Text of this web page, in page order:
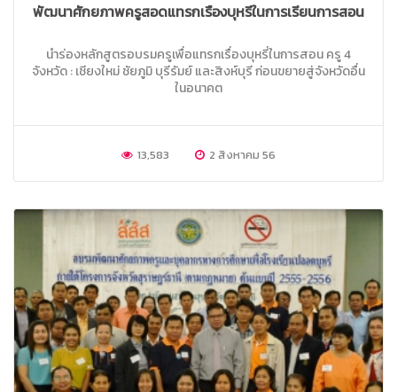
พัฒนาศักยภาพครูสอดแทรกเรื่องบุหรี่ในการเรียนการสอน
นำร่องหลักสูตรอบรมครูเพื่อแทรกเรื่องบุหรี่ในการสอน ครู 4
จังหวัด : เชียงใหม่ ชัยภูมิ บุรีรัมย์ และสิงห์บุรี ก่อนขยายสู่จังหวัดอื่น
ในอนาคต
13,583 2 สิงหาคม 56